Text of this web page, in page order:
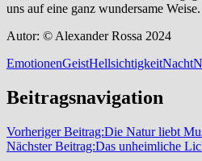
uns auf eine ganz wundersame Weise.
Autor: © Alexander Rossa 2024
EmotionenGeistHellsichtigkeitNacht
Beitragsnavigation
Vorheriger Beitrag:Die Natur liebt
Nächster Beitrag:Das unheimliche